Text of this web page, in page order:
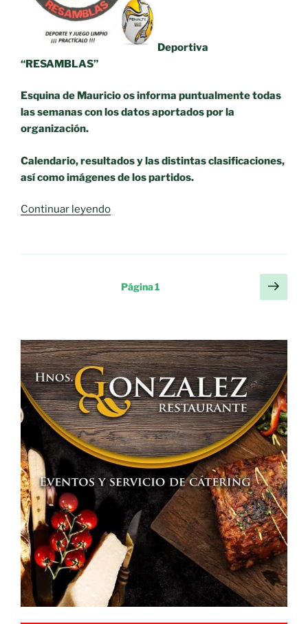
Deportiva
“RESAMBLAS”
Esquina de Mauricio os informa puntualmente todas
las semanas con los datos aportados por la
organización.
Calendario, resultados y las distintas clasificaciones,
así como imágenes de los partidos.
Continuar leyendo«Liga
Fútbol
2022-
Jornada
11ª»
Página1